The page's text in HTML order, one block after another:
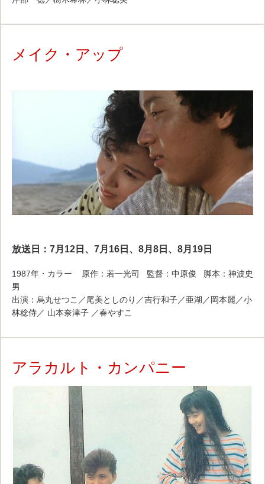
メイク・アップ
放送日：7月12日、7月16日、8月8日、8月19日
1987年・カラー 原作：若一光司 監督：中原俊 脚本：神波史
男
出演：烏丸せつこ／尾美としのり／吉行和子／亜湖／岡本麗／小
林稔侍／ 山本奈津子 ／春やすこ
アラカルト・カンパニー